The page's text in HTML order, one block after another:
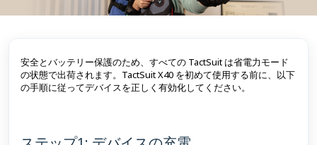
安全とバッテリー保護のため、すべての TactSuit は省電力モード
の状態で出荷されます。TactSuit X40 を初めて使用する前に、以下
の手順に従ってデバイスを正しく有効化してください。